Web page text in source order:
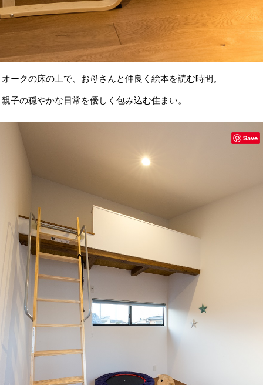
オークの床の上で、お母さんと仲良く絵本を読む時間。
親子の穏やかな日常を優しく包み込む住まい。
Save